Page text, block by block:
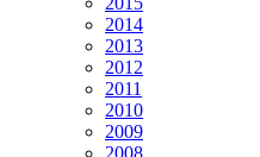
2014
2013
2012
2011
2010
2009
2008